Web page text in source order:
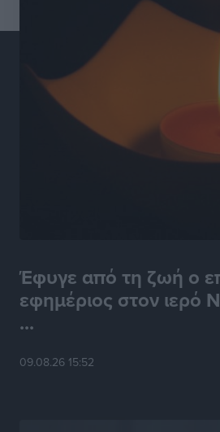
Έφυγε από τη ζωή ο
εφημέριος στον ιερό
...
09.08.26 15:52